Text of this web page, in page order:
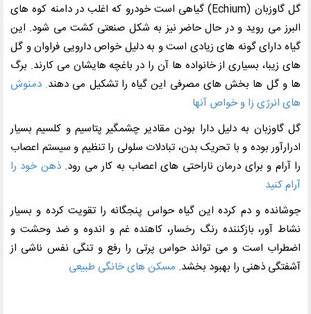
گل گاوزبان (Echium)
گیاهی است خودرو که اغلب در دامنه کوه های
البرز می روید و در حال حاضر نیز به شکل صنعتی کشت می شود. این
گیاه دارای گونه های زیادی است و به دلیل خواص دارویی فراوان و گل
های زیبا، بسیاری از خانواده ها آن را در باغچه هایشان می کارند. برگ
ها و گل ها بخش های مصرفی این گیاه را تشکیل می دهند. دمنوش
های انرژی زا و خواص آنها
گل گاوزبان به دلیل دارا بودن مقادیر چشمگیر پتاسیم و کلسیم بسیار
ادرارآور بوده و با تحریک بدن، تبادلات سلولی را تنظیم و سیستم اعصاب
را آرام و برای درمان ناراحتی های اعصاب به کار می رود. ذهن خود را
آرام کنید
جوشانده و دم کرده این گیاه حواس پنجگانه را تقویت کرده و بسیار
نشاط آور، بازکننده رنگ رخسار، کاهنده غم و اندوه و ضد وحشت و
اضطراب است و می تواند حواس پرتی را رفع و تنگی نفس ناشی از
آشفتگی ذهنی را بهبود بخشد. مسکن های خانگی طبیعی